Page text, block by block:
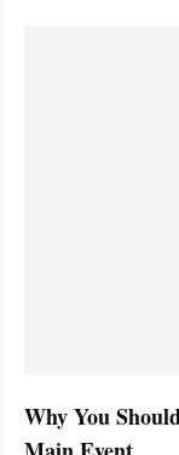
Why You